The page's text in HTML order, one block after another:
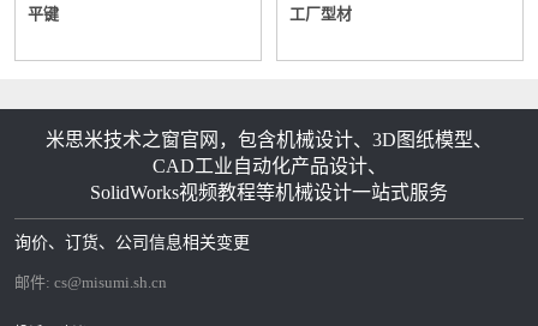
平键 工厂型材
米思米技术之窗官网，包含机械设计、3D图纸模型、
CAD工业自动化产品设计、
SolidWorks视频教程等机械设计一站式服务
询价、订货、公司信息相关变更
邮件: cs@misumi.sh.cn